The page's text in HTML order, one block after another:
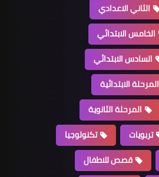
الثاني الاعدادي
الخامس الابتدائي
السادس الابتدائي
المرحلة الابتدائية
المرحلة الثانوية
تربويات
تكنولوجيا
قصص للاطفال